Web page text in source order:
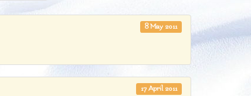
8 May 2011
17 April 2011